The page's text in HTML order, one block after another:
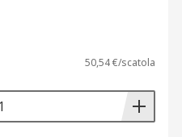
50,54 €/scatola